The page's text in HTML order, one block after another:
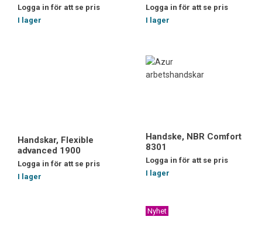
Logga in för att se pris
I lager
Logga in för att se pris
I lager
Handskar, Flexible
advanced 1900
Logga in för att se pris
I lager
Handske, NBR Comfort
8301
Logga in för att se pris
I lager
Nyhet